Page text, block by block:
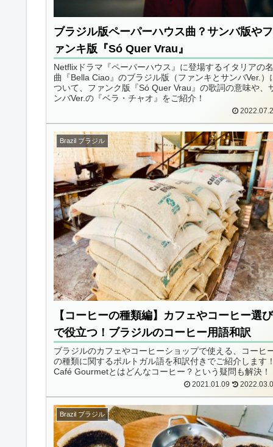
ブラジル版ペーパーハウス曲？サンバ版やフ
ァンキ版『Só Quer Vrau』
Netflixドラマ『ペーパーハウス』に登場するイタリアの
曲『Bella Ciao』のブラジル版（ファンキとサンバVer.）
ついて、ファンク版『Só Quer Vrau』の歌詞の意味や、
ンバVer.の『ベラ・チャオ』をご紹介！
Brazil ブラジル
【コーヒーの種類編】カフェやコーヒー選び
で役立つ！ブラジルのコーヒー用語和訳
ブラジルのカフェやコーヒーショップで使える、コーヒ
の種類に関するポルトガル語を和訳付きでご紹介します
Café Gourmetとはどんなコーヒー？という疑問も解決！
2021.01.09
Brazil ブラジル